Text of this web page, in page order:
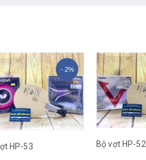
- 2%
HP-53 Bộ vợt HP-52